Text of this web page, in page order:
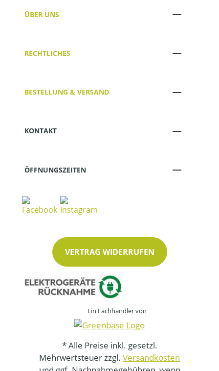
ÜBER UNS
RECHTLICHES
BESTELLUNG & VERSAND
KONTAKT
ÖFFNUNGSZEITEN
VERTRAG WIDERRUFEN
Ein Fachhändler von
* Alle Preise inkl. gesetzl.
Mehrwertsteuer zzgl. Versandkosten